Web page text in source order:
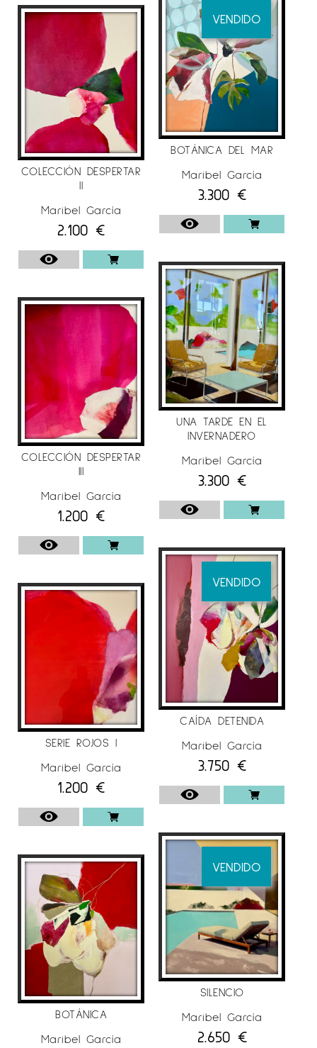
COLECCIÓN DESPERTAR
II
Maribel García
2.100 €
COLECCIÓN DESPERTAR
III
Maribel García
1.200 €
SERIE ROJOS I
Maribel García
1.200 €
BOTÁNICA
Maribel García
VENDIDO
BOTÁNICA DEL MAR
Maribel García
3.300 €
UNA TARDE EN EL
INVERNADERO
Maribel García
3.300 €
VENDIDO
CAÍDA DETENIDA
Maribel García
3.750 €
VENDIDO
SILENCIO
Maribel García
2.650 €